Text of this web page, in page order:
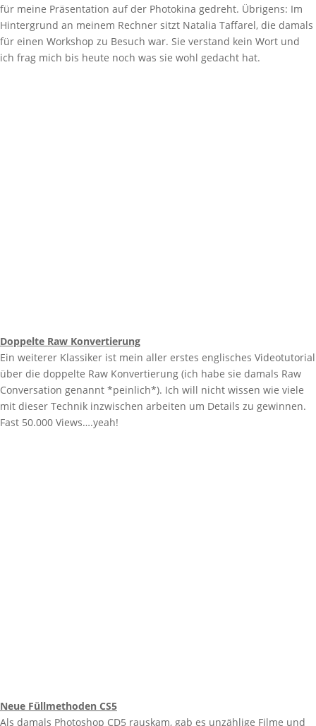
für meine Präsentation auf der Photokina gedreht. Übrigens: Im
Hintergrund an meinem Rechner sitzt Natalia Taffarel, die damals
für einen Workshop zu Besuch war. Sie verstand kein Wort und
ich frag mich bis heute noch was sie wohl gedacht hat.
Doppelte Raw Konvertierung
Ein weiterer Klassiker ist mein aller erstes englisches Videotutorial
über die doppelte Raw Konvertierung (ich habe sie damals Raw
Conversation genannt *peinlich*). Ich will nicht wissen wie viele
mit dieser Technik inzwischen arbeiten um Details zu gewinnen.
Fast 50.000 Views….yeah!
Neue Füllmethoden CS5
Als damals Photoshop CD5 rauskam, gab es unzählige Filme und